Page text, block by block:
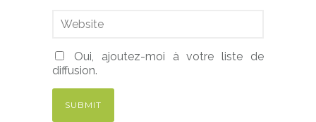
Oui, ajoutez-moi à votre liste de
diffusion.